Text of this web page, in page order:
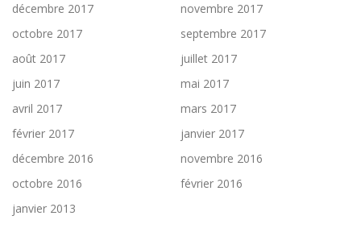
décembre 2017
novembre 2017
octobre 2017
septembre 2017
août 2017
juillet 2017
juin 2017
mai 2017
avril 2017
mars 2017
février 2017
janvier 2017
décembre 2016
novembre 2016
octobre 2016
février 2016
janvier 2013